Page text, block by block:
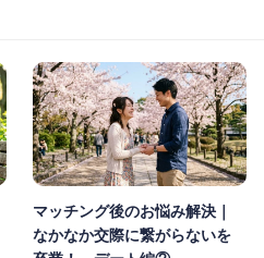
マッチング後のお悩み解決｜
なかなか交際に繋がらないを